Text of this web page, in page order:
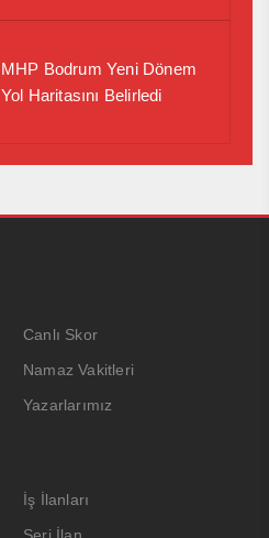
MHP Bodrum Yeni Dönem
Yol Haritasını Belirledi
Canlı Skor
Namaz Vakitleri
Yazarlarımız
İş İlanları